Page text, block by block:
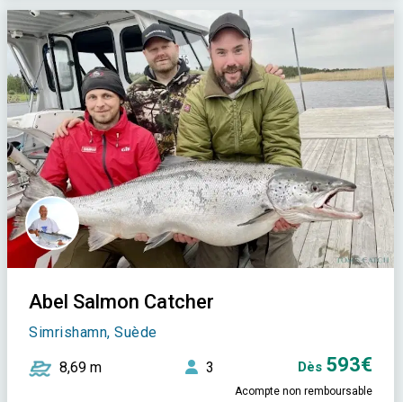
Abel Salmon Catcher
Simrishamn, Suède
8,69 m 3 Dès 593€
Acompte non remboursable